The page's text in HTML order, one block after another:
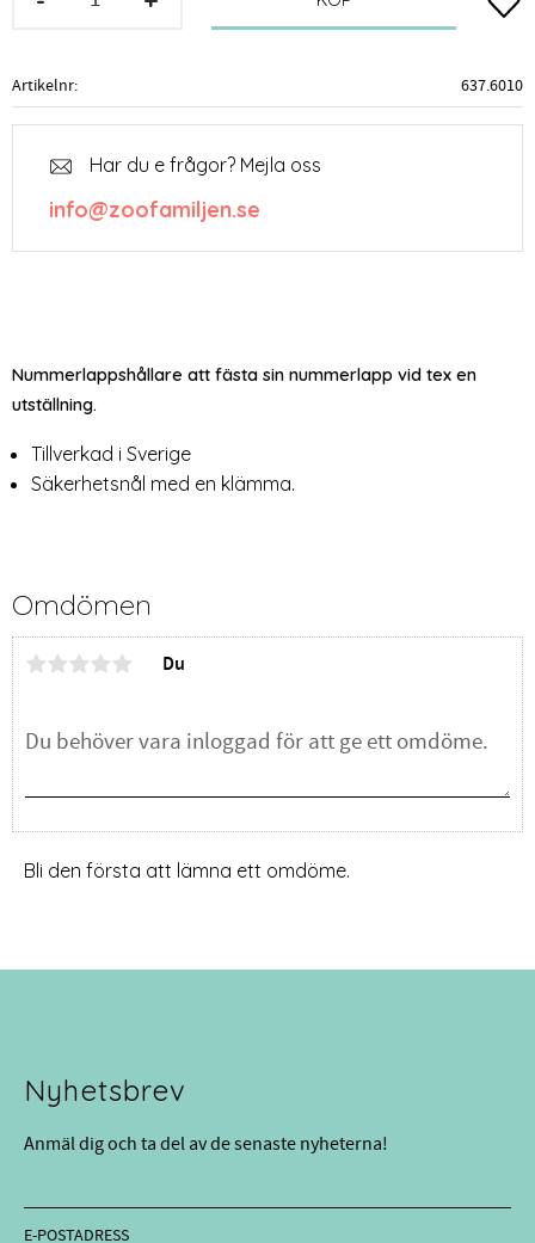
Artikelnr 637.6010
Har du e frågor? Mejla oss
info@zoofamiljen.se
Nummerlappshållare att fästa sin nummerlapp vid tex en
utställning.
Tillverkad i Sverige
Säkerhetsnål med en klämma.
Omdömen
Du
Bli den första att lämna ett omdöme.
Nyhetsbrev
Anmäl dig och ta del av de senaste nyheterna!